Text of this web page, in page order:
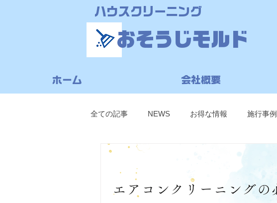
ハウスクリーニング
おそうじモルド
ホーム 会社概要
全ての記事 NEWS お得な情報 施行事例